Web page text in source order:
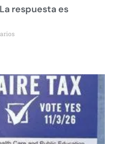
respuesta es